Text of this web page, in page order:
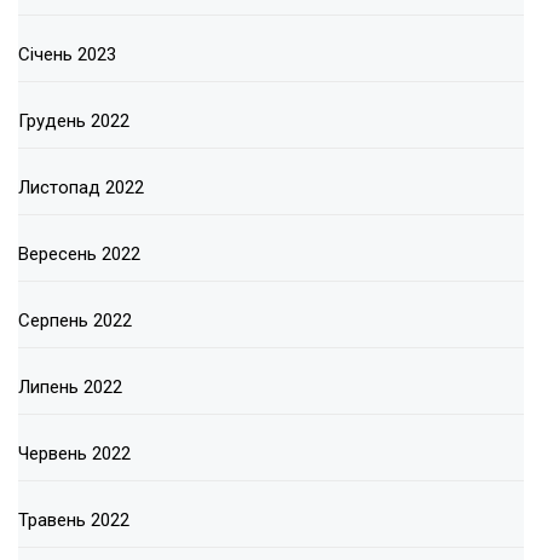
Січень 2023
Грудень 2022
Листопад 2022
Вересень 2022
Серпень 2022
Липень 2022
Червень 2022
Травень 2022